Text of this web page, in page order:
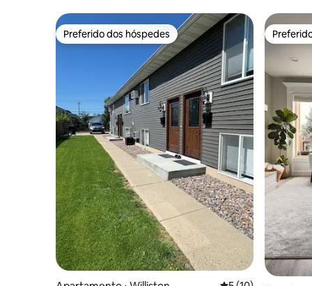
Preferido dos hóspedes
Preferido dos hóspedes